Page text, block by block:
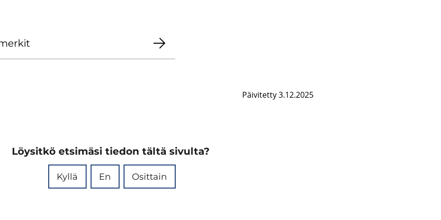
Päivitetty 3.12.2025
Löysitkö etsimäsi tiedon tältä sivulta?
Kyllä En Osittain